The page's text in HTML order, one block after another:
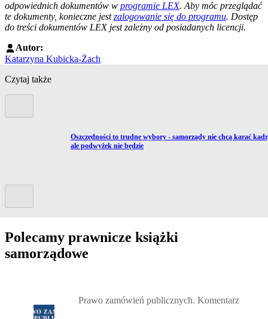
odpowiednich dokumentów w programie LEX. Aby móc przeglądać
te dokumenty, konieczne jestzalogowanie się do programu. Dostęp
do treści dokumentów LEX jest zależny od posiadanych licencji.
Autor:
Katarzyna Kubicka-Żach
Czytaj także
Przejdź do artykułu:
Oszczędności to trudne wybory - samorządy nie chcą karać
ale podwyżek nie będzie
Polecamy prawnicze książki
samorządowe
Prawo zamówień publicznych. Komentarz